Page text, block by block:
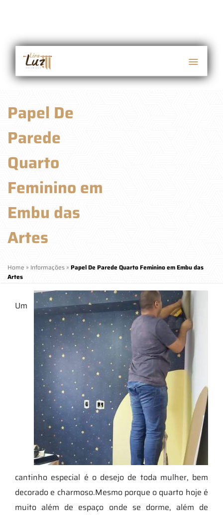
Papel De
Parede
Quarto
Feminino em
Embu das
Artes
Home » Informações » Papel De Parede Quarto Feminino em Embu das
Artes
Um
cantinho especial é o desejo de toda mulher, bem
decorado e charmoso.Mesmo porque o quarto hoje é
muito além de espaço onde se dorme, além de